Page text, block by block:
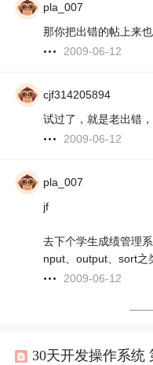
pla_007
那你把出错的帖上来也
2009-06-12
cjf314205894
试过了，就是老出错
2009-06-12
pla_007
jf
去下个学生成绩管理
nput、output、sort之
2009-06-12
——
30天开发操作系统